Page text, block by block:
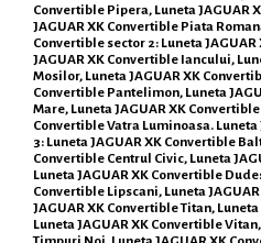
Convertible Pipera, Luneta JAGUAR
JAGUAR XK Convertible Piata
Convertible sector 2: Luneta
JAGUAR XK Convertible Iancului,
Mosilor, Luneta JAGUAR XK
Convertible Pantelimon, Luneta
Mare, Luneta JAGUAR XK
Convertible Vatra Luminoasa.
3: Luneta JAGUAR XK Convertible
Convertible Centrul Civic, Luneta
Luneta JAGUAR XK Convertible
Convertible Lipscani, Luneta
JAGUAR XK Convertible Titan,
Luneta JAGUAR XK Convertible